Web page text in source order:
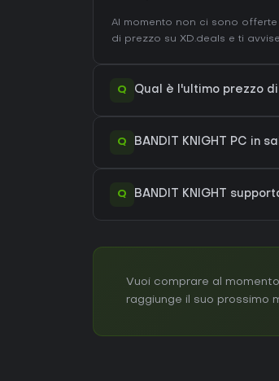
Al momento non ci sono
di prezzo su XD.deals e ti
Q Qual è l'ultimo prezzo di
Q BANDIT KNIGHT PC in
Q BANDIT KNIGHT
Vuoi comprare al
raggiunge il suo prossimo